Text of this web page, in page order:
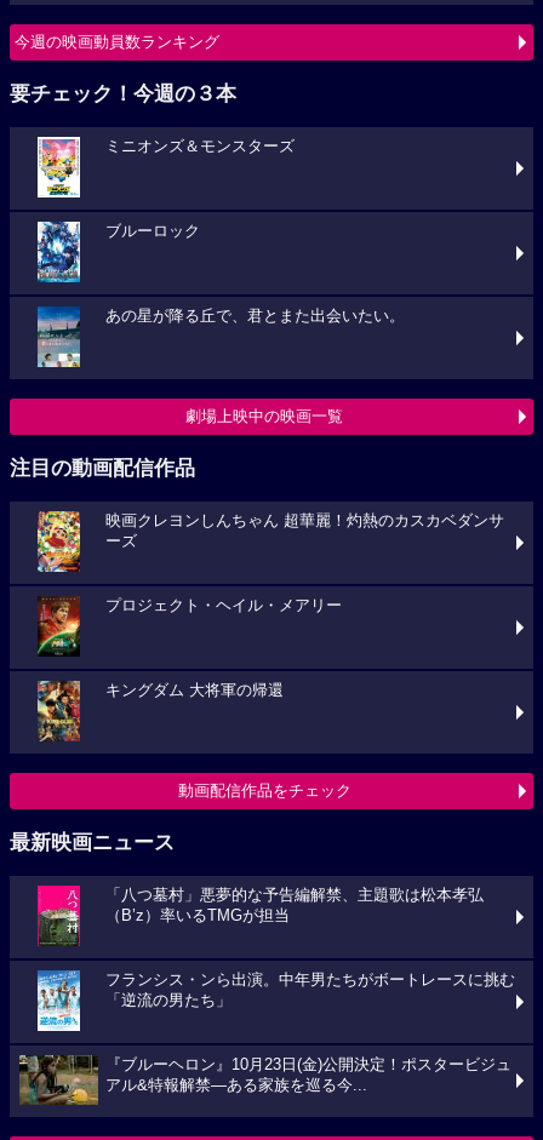
今週の映画動員数ランキング
要チェック！今週の３本
ミニオンズ＆モンスターズ
ブルーロック
あの星が降る丘で、君とまた出会いたい。
劇場上映中の映画一覧
注目の動画配信作品
映画クレヨンしんちゃん 超華麗！灼熱のカスカベダンサ
ーズ
プロジェクト・ヘイル・メアリー
キングダム 大将軍の帰還
動画配信作品をチェック
最新映画ニュース
「八つ墓村」悪夢的な予告編解禁、主題歌は松本孝弘
（B’z）率いるTMGが担当
フランシス・ンら出演。中年男たちがボートレースに挑む
「逆流の男たち」
『ブルーヘロン』10月23日(金)公開決定！ポスタービジュ
アル&特報解禁―ある家族を巡る今...